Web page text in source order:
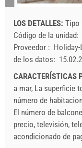
LOS DETALLES: Tipo
Código de la unidad:
Proveedor :
de los datos:
CARACTERÍSTICAS
a mar, La superficie
número de
El número de
precio, televisión,
acondicionado de